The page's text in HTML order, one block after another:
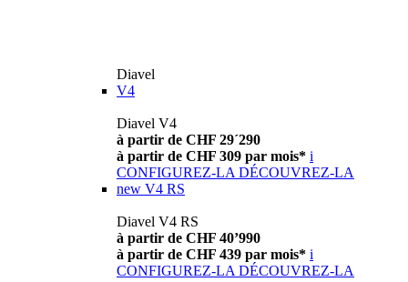
Diavel
V4
Diavel V4
à partir de CHF 29´290
à partir de CHF 309 par mois* i
CONFIGUREZ-LA DÉCOUVREZ-LA
new V4 RS
Diavel V4 RS
à partir de CHF 40’990
à partir de CHF 439 par mois* i
CONFIGUREZ-LA DÉCOUVREZ-LA